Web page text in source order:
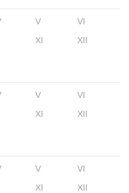
V
VI
XI XII
V
VI
XI XII
V
VI
XI XII